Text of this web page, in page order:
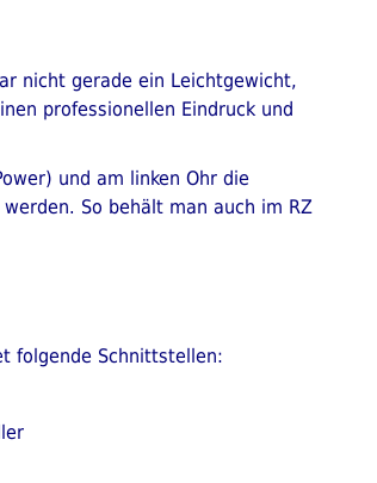
nicht gerade ein Leichtgewicht,
professionellen Eindruck und
und am linken Ohr die
So behält man auch im RZ
folgende Schnittstellen: